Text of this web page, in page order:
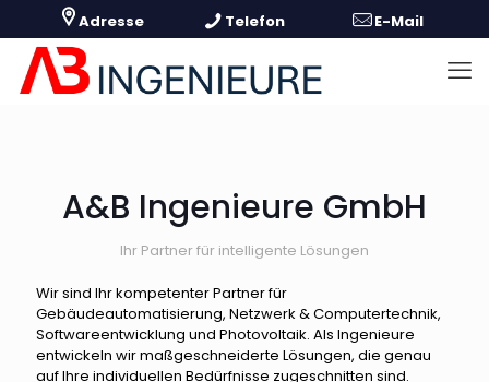
A&B Ingenieure GmbH
Ihr Partner für intelligente Lösungen
Wir sind Ihr kompetenter Partner für
Gebäudeautomatisierung, Netzwerk & Computertechnik,
Softwareentwicklung und Photovoltaik. Als Ingenieure
entwickeln wir maßgeschneiderte Lösungen, die genau
auf Ihre individuellen Bedürfnisse zugeschnitten sind.